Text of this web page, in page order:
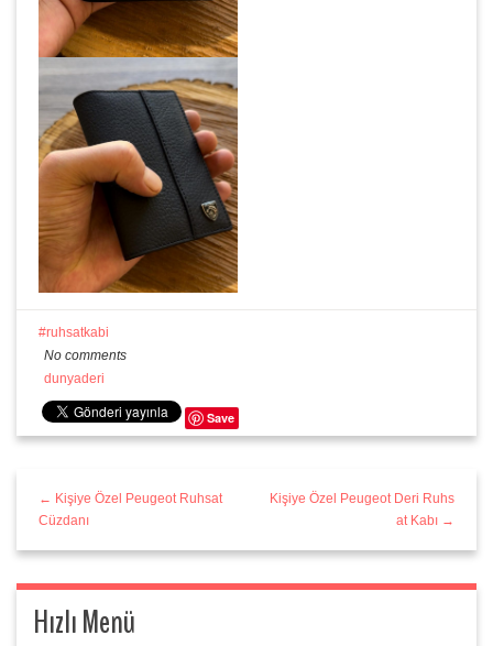
ruhsatkabi
No comments
dunyaderi
Save
← Kişiye Özel Peugeot Ruhsat
Cüzdanı
Kişiye Özel Peugeot Deri Ruhs
at Kabı →
Hızlı Menü